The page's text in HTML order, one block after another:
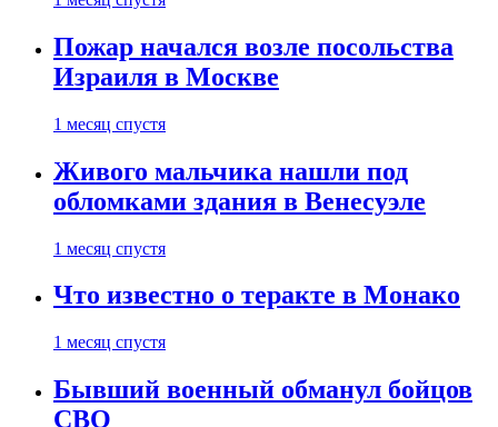
Пожар начался возле посольства
Израиля в Москве
1 месяц спустя
Живого мальчика нашли под
обломками здания в Венесуэле
1 месяц спустя
Что известно о теракте в Монако
1 месяц спустя
Бывший военный обманул бойцов
СВО